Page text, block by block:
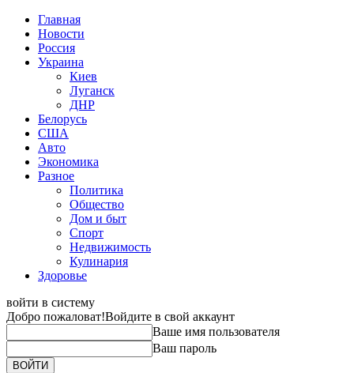
Главная
Новости
Россия
Украина
Киев
Луганск
ДНР
Белорусь
США
Авто
Экономика
Разное
Политика
Общество
Дом и быт
Спорт
Недвижимость
Кулинария
Здоровье
войти в систему
Добро пожаловат!Войдите в свой аккаунт
Ваше имя пользователя
Ваш пароль